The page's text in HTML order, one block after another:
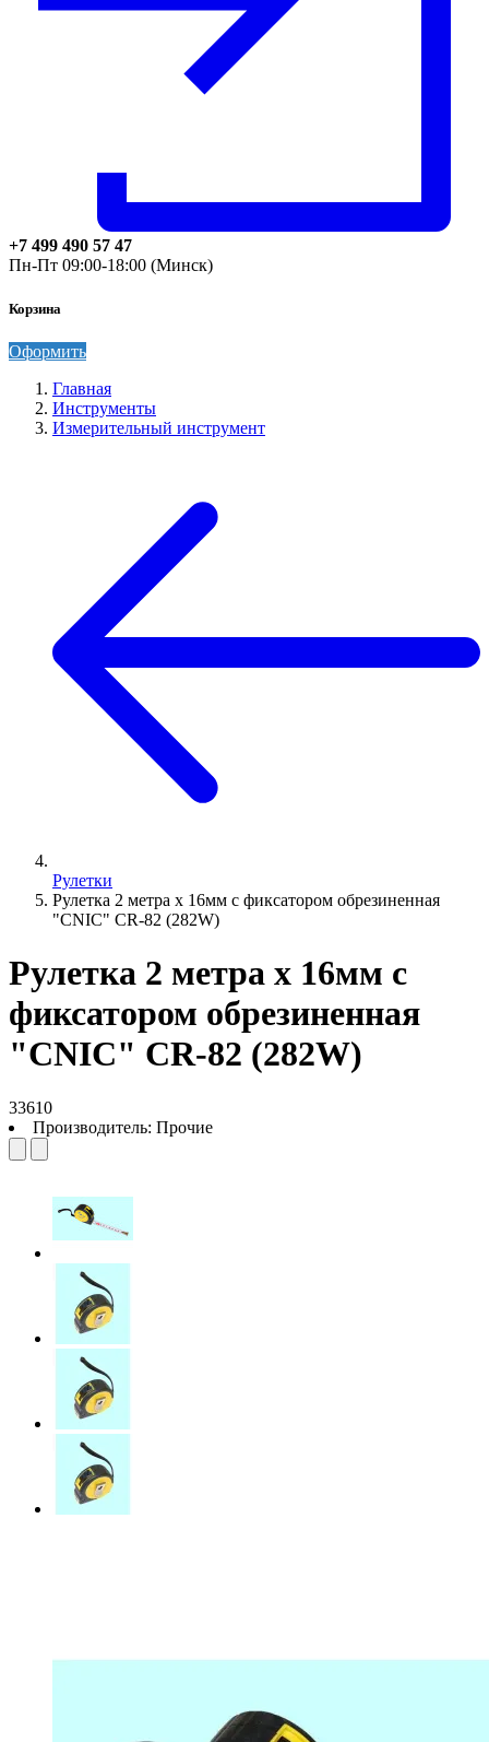
+7 499 490 57 47
Пн-Пт 09:00-18:00 (Минск)
Корзина
Оформить
Главная
Инструменты
Измерительный инструмент
Рулетки
Рулетка 2 метра х 16мм с фиксатором обрезиненная
"CNIC" CR-82 (282W)
Рулетка 2 метра х 16мм с
фиксатором обрезиненная
"CNIC" CR-82 (282W)
33610
Производитель: Прочие